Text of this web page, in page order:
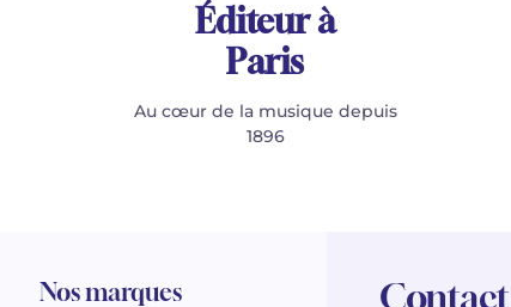
Éditeur à
Paris
Au cœur de la musique depuis
1896
Nos marques Contact